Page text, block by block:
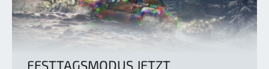
FESTTAGSMODUS JETZT